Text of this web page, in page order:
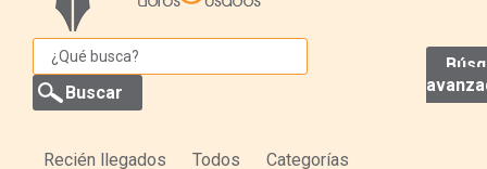
Recién llegados Todos Categorías